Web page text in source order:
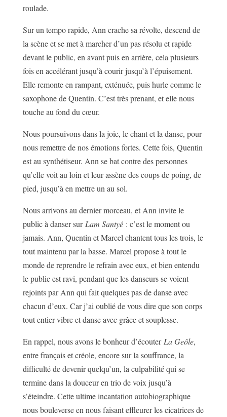
roulade.
Sur un tempo rapide, Ann crache sa révolte, descend de
la scène et se met à marcher d’un pas résolu et rapide
devant le public, en avant puis en arrière, cela plusieurs
fois en accélérant jusqu’à courir jusqu’à l’épuisement.
Elle remonte en rampant, exténuée, puis hurle comme le
saxophone de Quentin. C’est très prenant, et elle nous
touche au fond du cœur.
Nous poursuivons dans la joie, le chant et la danse, pour
nous remettre de nos émotions fortes. Cette fois, Quentin
est au synthétiseur. Ann se bat contre des personnes
qu’elle voit au loin et leur assène des coups de poing, de
pied, jusqu’à en mettre un au sol.
Nous arrivons au dernier morceau, et Ann invite le
public à danser sur Lam Santyé: c’est le moment ou
jamais. Ann, Quentin et Marcel chantent tous les trois, le
tout maintenu par la basse. Marcel propose à tout le
monde de reprendre le refrain avec eux, et bien entendu
le public est ravi, pendant que les danseurs se voient
rejoints par Ann qui fait quelques pas de danse avec
chacun d’eux. Car j’ai oublié de vous dire que son corps
tout entier vibre et danse avec grâce et souplesse.
En rappel, nous avons le bonheur d’écouter La Geôle,
entre français et créole, encore sur la souffrance, la
difficulté de devenir quelqu’un, la culpabilité qui se
termine dans la douceur en trio de voix jusqu’à
s’éteindre. Cette ultime incantation autobiographique
nous bouleverse en nous faisant effleurer les cicatrices de